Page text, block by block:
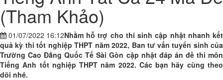
(Tham Khảo)
01/07/2022 16:12Nhằm hỗ trợ cho thí sinh cập nhật nhanh kết
quả kỳ thi tốt nghiệp THPT năm 2022, Ban tư vấn tuyển sinh của
Trường Cao Đẳng Quốc Tế Sài Gòn cập nhật đáp án đề thi môn
Tiếng Anh tốt nghiệp THPT năm 2022. Các bạn hãy cùng theo
dõi nhé.